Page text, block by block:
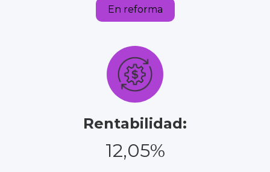
En reforma
Rentabilidad:
12,05%